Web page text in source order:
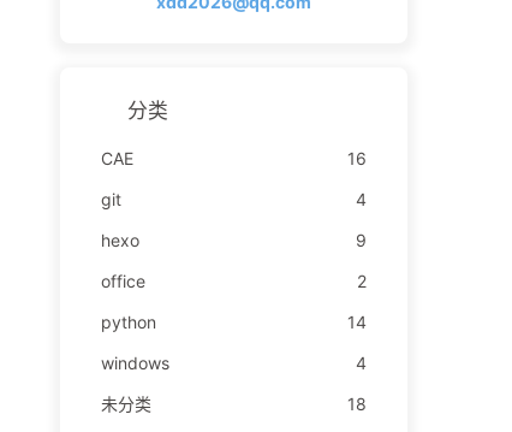
分类
CAE
16
git
4
hexo
9
office
2
python
14
windows
4
未分类
18